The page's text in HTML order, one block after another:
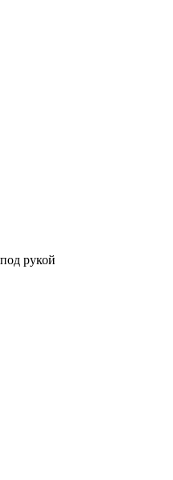
рукой